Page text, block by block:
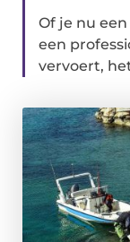
Of je nu
een
vervoert,